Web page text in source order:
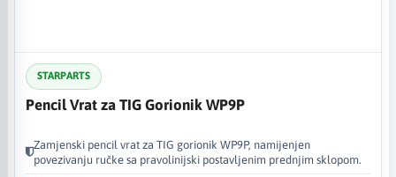
STARPARTS
Pencil Vrat za TIG Gorionik WP9P
Zamjenski pencil vrat za TIG gorionik WP9P, namijenjen
povezivanju ručke sa pravolinijski postavljenim prednjim sklopom.